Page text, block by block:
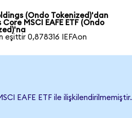
(Ondo Tokenized)'dan
Core MSCI EAFE ETF (Ondo
eşittir 0,878316 IEFAon
EAFE ETF ile ilişkilendirilmemiştir.